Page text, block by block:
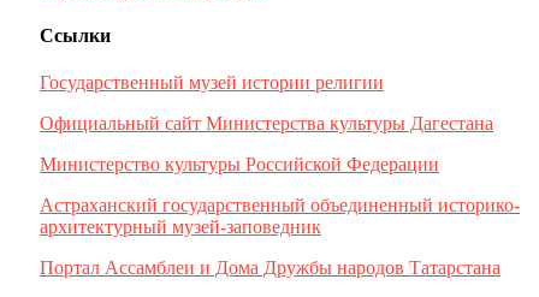
Ссылки
Государственный музей истории религии
Официальный сайт Министерства культуры Дагестана
Министерство культуры Российской Федерации
Астраханский государственный объединенный историко-
архитектурный музей-заповедник
Портал Ассамблеи и Дома Дружбы народов Татарстана